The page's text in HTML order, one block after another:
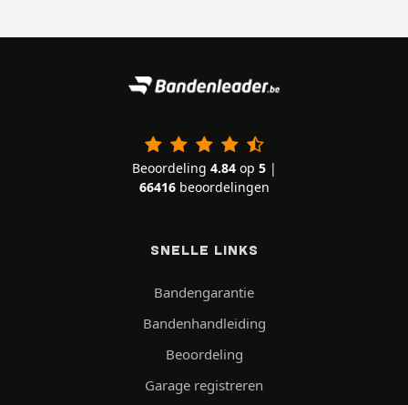
Beoordeling 4.84op 5|
66416beoordelingen
SNELLE LINKS
Bandengarantie
Bandenhandleiding
Beoordeling
Garage registreren